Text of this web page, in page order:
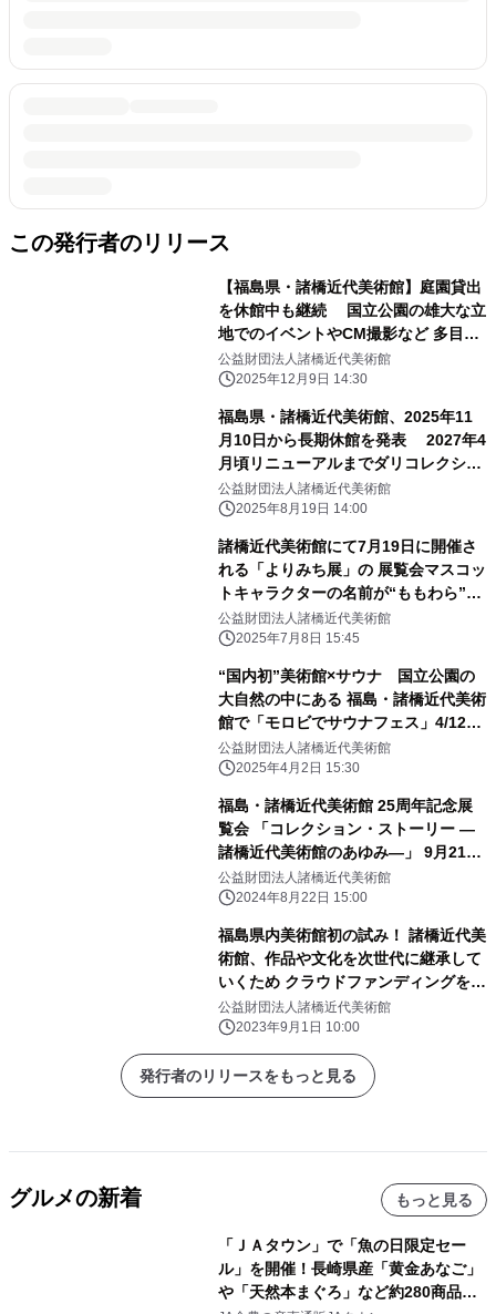
この発行者のリリース
【福島県・諸橋近代美術館】庭園貸出
を休館中も継続 国立公園の雄大な立
地でのイベントやCM撮影など 多目的
利用が可能に
公益財団法人諸橋近代美術館
2025年12月9日 14:30
福島県・諸橋近代美術館、2025年11
月10日から長期休館を発表 2027年4
月頃リニューアルまでダリコレクショ
ン等は見納め予定
公益財団法人諸橋近代美術館
2025年8月19日 14:00
諸橋近代美術館にて7月19日に開催さ
れる「よりみち展」の 展覧会マスコッ
トキャラクターの名前が“ももわら”に
決定！
公益財団法人諸橋近代美術館
2025年7月8日 15:45
“国内初”美術館×サウナ 国立公園の
大自然の中にある 福島・諸橋近代美術
館で「モロビでサウナフェス」4/12・
13開催
公益財団法人諸橋近代美術館
2025年4月2日 15:30
福島・諸橋近代美術館 25周年記念展
覧会 「コレクション・ストーリー ―
諸橋近代美術館のあゆみ―」 9月21日
～11月10日に開催
公益財団法人諸橋近代美術館
2024年8月22日 15:00
福島県内美術館初の試み！ 諸橋近代美
術館、作品や文化を次世代に継承して
いくため クラウドファンディングを9
月1日に開始
公益財団法人諸橋近代美術館
2023年9月1日 10:00
発行者のリリースをもっと見る
グルメの新着 もっと見る
「ＪＡタウン」で「魚の日限定セー
ル」を開催！長崎県産「黄金あなご」
や「天然本まぐろ」など約280商品を